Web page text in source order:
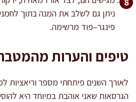
ניתן גם לשלב את המנה בתוך
פינגר–פוד מרשימה.
טיפים והערות
לאורך השנים פיתחתי מספר וריאציות
הגרסאות שאני אוהבת במיוחד היא